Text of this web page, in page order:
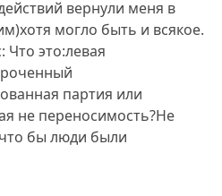
вернули меня в
могло быть и всякое.
Что это:левая
партия или
не переносимость?Не
бы люди были